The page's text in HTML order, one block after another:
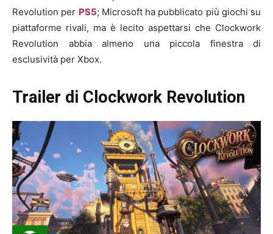
Revolution per PS5; Microsoft ha pubblicato più giochi su
piattaforme rivali, ma è lecito aspettarsi che Clockwork
Revolution abbia almeno una piccola finestra di
esclusività per Xbox.
Trailer di Clockwork Revolution